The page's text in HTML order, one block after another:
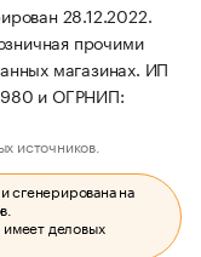
28.12.2022.
прочими
магазинах. ИП
и ОГРНИП:
источников.
сгенерирована на
имеет деловых